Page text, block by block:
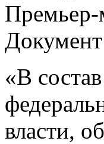
Документ
«В
власти,